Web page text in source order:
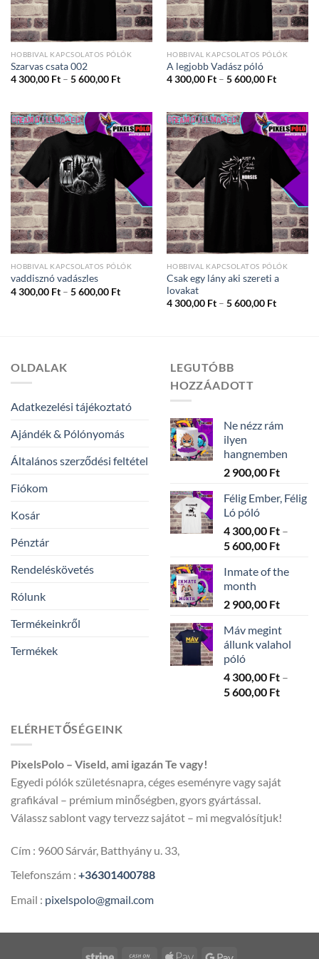
HOBBIVAL KAPCSOLATOS PÓLÓK
Szarvas csata 002
4 300,00 Ft – 5 600,00 FtÁrtartomány:
5
600,00 Ft
HOBBIVAL KAPCSOLATOS PÓLÓK
A legjobb Vadász póló
4 300,00 Ft – 5 600,00 Ft
5
600,00 Ft
HOBBIVAL KAPCSOLATOS PÓLÓK
vaddisznó vadászles
4 300,00 Ft – 5 600,00 FtÁrtartomány:
HOBBIVAL KAPCSOLATOS PÓLÓK
Csak egy lány aki szereti a
lovakat
4 300,00 Ft – 5 600,00 Ft
OLDALAK
Adatkezelési tájékoztató
Ajándék & Pólónyomás
Általános szerződési feltétel
Fiókom
Kosár
Pénztár
Rendeléskövetés
Rólunk
Termékeinkről
Termékek
LEGUTÓBB
HOZZÁADOTT
Ne nézz rám
ilyen
hangnemben
2 900,00 Ft
Félig Ember, Félig
Ló póló
4 300,00 Ft –
5 600,00 Ft
300,00
5
Inmate of the
month
2 900,00 Ft
Máv megint
állunk valahol
póló
4 300,00 Ft –
5 600,00 Ft
ELÉRHETŐSÉGEINK
PixelsPolo – Viseld, ami igazán Te vagy!
Egyedi pólók születésnapra, céges eseményre vagy saját
grafikával – prémium minőségben, gyors gyártással.
Válassz sablont vagy tervezz sajátot – mi megvalósítjuk!
Cím : 9600 Sárvár, Batthyány u. 33,
Telefonszám : +36301400788
Email : pixelspolo@gmail.com